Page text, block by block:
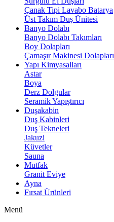
Çanak Tipi Lavabo Batarya
Üst Takım Duş Ünitesi
Banyo Dolabı
Banyo Dolabı Takımları
Boy Dolapları
Çamaşır Makinesi Dolapları
Yapı Kimyasalları
Astar
Boya
Derz Dolgular
Seramik Yapıştırıcı
Duşakabin
Duş Kabinleri
Duş Tekneleri
Jakuzi
Küvetler
Sauna
Mutfak
Granit Eviye
Ayna
Fırsat Ürünleri
Menü